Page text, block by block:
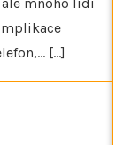
[...]